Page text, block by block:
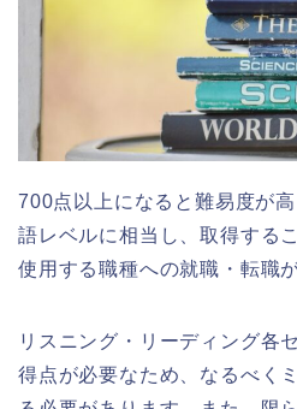
700点以上になると難易度が
語レベルに相当し、取得する
使用する職種への就職・転職
リスニング・リーディング各
得点が必要なため、なるべく